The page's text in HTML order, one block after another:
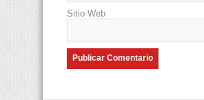
Sitio Web